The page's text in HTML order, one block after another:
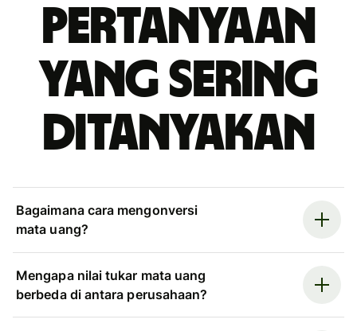
Pertanyaan
yang sering
ditanyakan
Bagaimana cara mengonversi
mata uang?
Mengapa nilai tukar mata uang
berbeda di antara perusahaan?